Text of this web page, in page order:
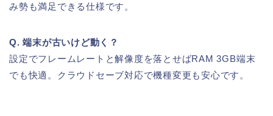
み勢も満足できる仕様です。
Q. 端末が古いけど動く？
設定でフレームレートと解像度を落とせばRAM 3GB端末
でも快適。クラウドセーブ対応で機種変更も安心です。